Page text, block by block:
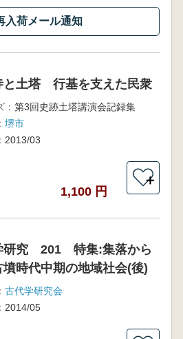
入荷メール通知
と土塔 行基を支えた民衆
第3回史跡土塔講演会記録集
堺市
2013/03
1,100 円
＋
研究 201 特集:集落から
墳時代中期の地域社会(後)
古代学研究会
2014/05